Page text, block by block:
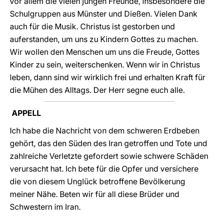
Schulgruppen aus Münster und Dießen. Vielen Dank
auch für die Musik. Christus ist gestorben und
auferstanden, um uns zu Kindern Gottes zu machen.
Wir wollen den Menschen um uns die Freude, Gottes
Kinder zu sein, weiterschenken. Wenn wir in Christus
leben, dann sind wir wirklich frei und erhalten Kraft für
die Mühen des Alltags. Der Herr segne euch alle.
APPELL
Ich habe die Nachricht von dem schweren Erdbeben
gehört, das den Süden des Iran getroffen und Tote und
zahlreiche Verletzte gefordert sowie schwere Schäden
verursacht hat. Ich bete für die Opfer und versichere
die von diesem Unglück betroffene Bevölkerung
meiner Nähe. Beten wir für all diese Brüder und
Schwestern im Iran.